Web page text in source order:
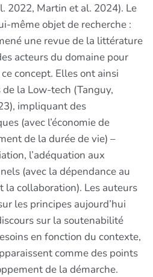
2022, Martin et al. 2024). Le
même objet de recherche :
une revue de la littérature
acteurs du domaine pour
concept. Elles ont ainsi
la Low-tech (Tanguy,
impliquant des
(avec l’économie de
de la durée de vie) –
l’adéquation aux
(avec la dépendance au
la collaboration). Les auteurs
les principes aujourd’hui
sur la soutenabilité
en fonction du contexte,
comme des points
de la démarche.